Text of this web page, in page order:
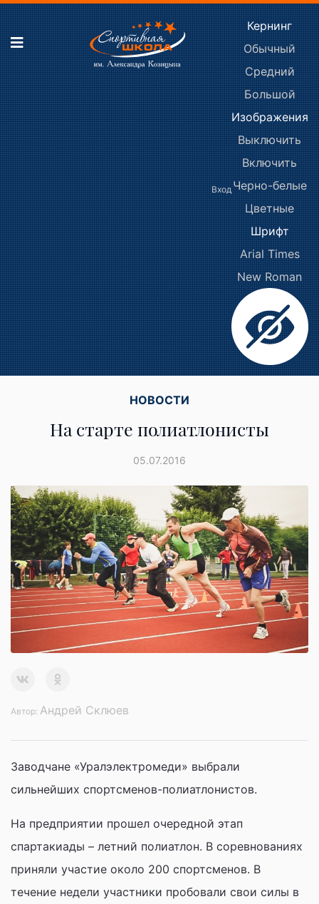
Кернинг
Обычный
Средний
Большой
Изображения
Выключить
Включить
Черно-белые
Цветные
Шрифт
Arial Times
New Roman
Вход
НОВОСТИ
На старте полиатлонисты
05.07.2016
Автор: Андрей Склюев
Заводчане «Уралэлектромеди» выбрали
сильнейших спортсменов-полиатлонистов.
На предприятии прошел очередной этап
спартакиады – летний полиатлон. В соревнованиях
приняли участие около 200 спортсменов. В
течение недели участники пробовали свои силы в